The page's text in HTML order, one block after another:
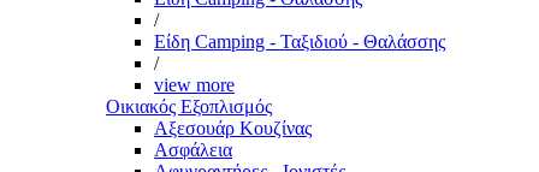
/
Είδη Camping - Ταξιδιού - Θαλάσσης
/
view more
Οικιακός Εξοπλισμός
Αξεσουάρ Κουζίνας
Ασφάλεια